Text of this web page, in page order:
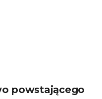
powstającego